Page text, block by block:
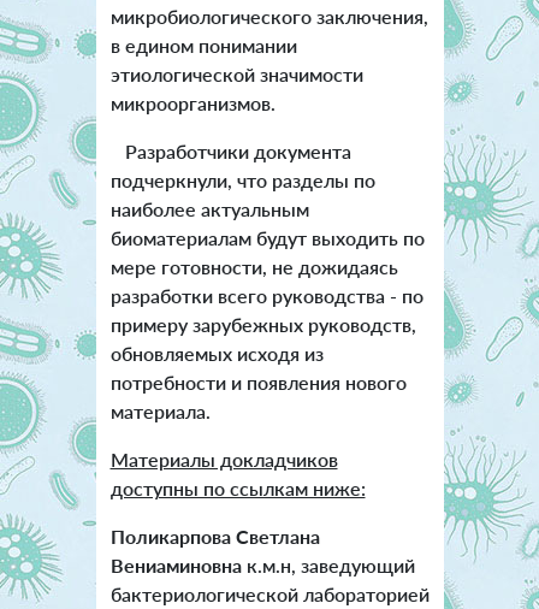
микробиологического заключения,
в едином понимании
этиологической значимости
микроорганизмов.
Разработчики документа
подчеркнули, что разделы по
наиболее актуальным
биоматериалам будут выходить по
мере готовности, не дожидаясь
разработки всего руководства - по
примеру зарубежных руководств,
обновляемых исходя из
потребности и появления нового
материала.
Материалы докладчиков
доступны по ссылкам ниже:
Поликарпова Светлана
Вениаминовнак.м.н, заведующий
бактериологической лабораторией